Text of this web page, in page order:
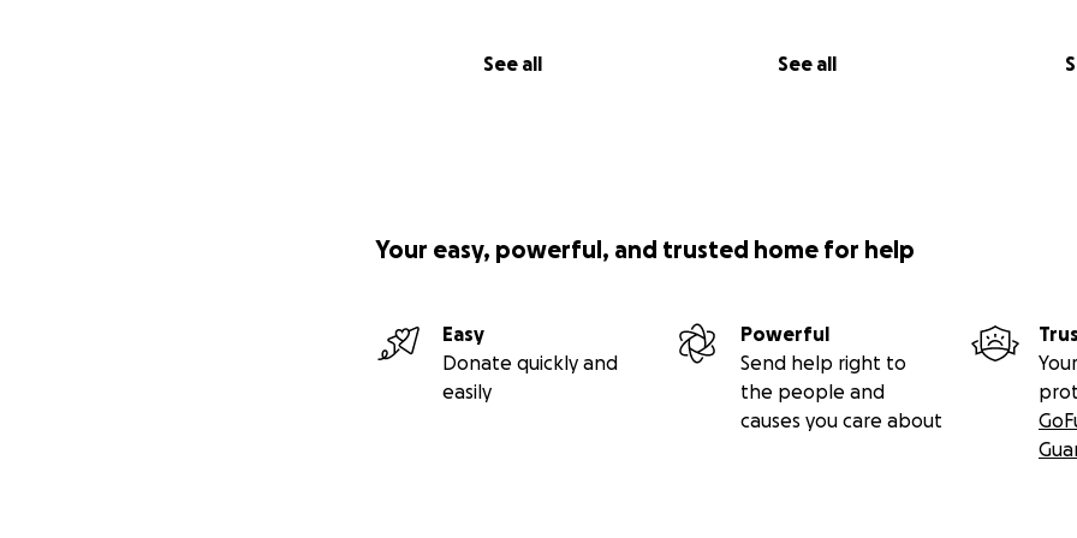
See all See all
Your easy, powerful, and trusted home for help
Easy
Donate quickly and
easily
Powerful
Send help right to
the people and
causes you care about